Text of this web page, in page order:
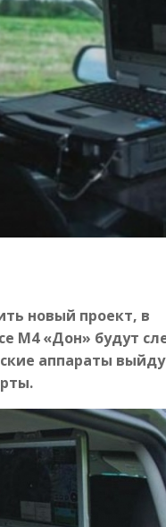
новый проект, в
М4 «Дон» будут
аппараты